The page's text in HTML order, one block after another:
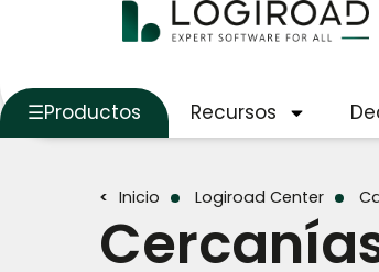
Productos Recursos
Inicio Logiroad Center